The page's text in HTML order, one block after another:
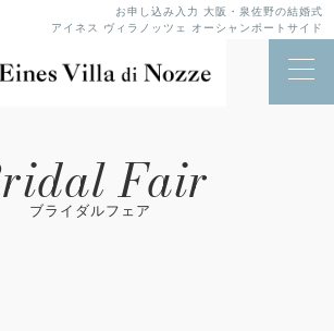
お申し込み入力 大阪・泉佐野の結婚式
アイネス ヴィラノッツェ オーシャンポートサイド
Fair
ブライダルフェア